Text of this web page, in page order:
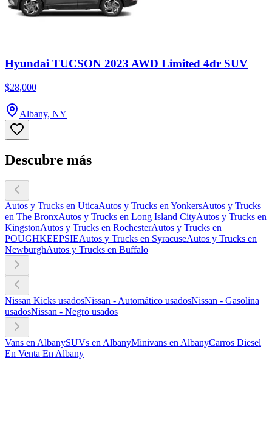
Hyundai TUCSON 2023 AWD Limited 4dr SUV
$28,000
Albany, NY
Descubre más
Autos y Trucks en UticaAutos y Trucks en YonkersAutos y Trucks
en The BronxAutos y Trucks en Long Island CityAutos y Trucks en
KingstonAutos y Trucks en RochesterAutos y Trucks en
POUGHKEEPSIEAutos y Trucks en SyracuseAutos y Trucks en
NewburghAutos y Trucks en Buffalo
Nissan Kicks usadosNissan - Automático usadosNissan - Gasolina
usadosNissan - Negro usados
Vans en AlbanySUVs en AlbanyMinivans en AlbanyCarros Diesel
En Venta En Albany